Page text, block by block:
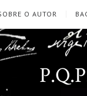
O AUTOR